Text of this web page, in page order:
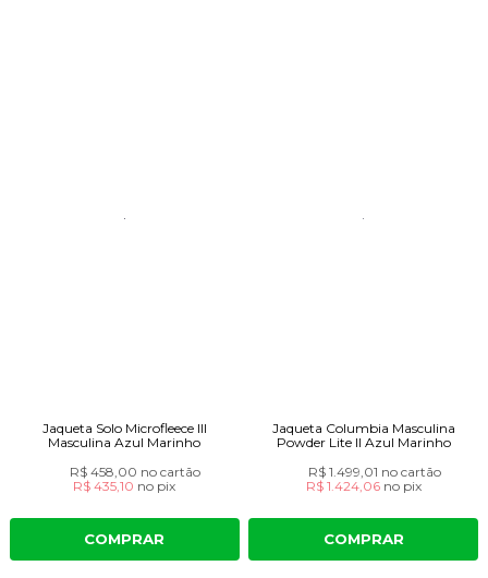
Jaqueta Solo Microfleece III
Masculina Azul Marinho
R$ 458,00 no cartão
R$ 435,10 no pix
COMPRAR
Jaqueta Columbia Masculina
Powder Lite II Azul Marinho
R$ 1.499,01 no cartão
R$ 1.424,06 no pix
COMPRAR